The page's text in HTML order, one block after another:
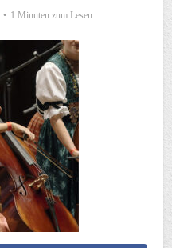
1 Minuten zum Lesen